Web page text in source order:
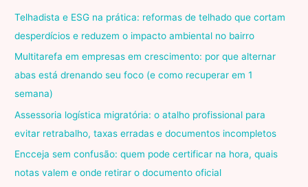
Telhadista e ESG na prática: reformas de telhado que cortam
desperdícios e reduzem o impacto ambiental no bairro
Multitarefa em empresas em crescimento: por que alternar
abas está drenando seu foco (e como recuperar em 1
semana)
Assessoria logística migratória: o atalho profissional para
evitar retrabalho, taxas erradas e documentos incompletos
Encceja sem confusão: quem pode certificar na hora, quais
notas valem e onde retirar o documento oficial